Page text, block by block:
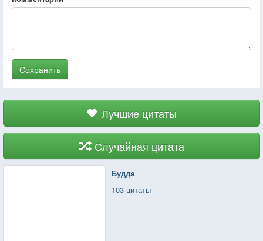
Сохранить
Лучшие цитаты
Случайная цитата
Будда
103 цитаты